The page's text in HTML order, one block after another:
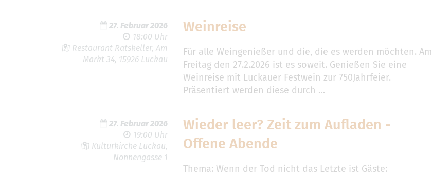
27. Februar 2026
18:00 Uhr
Restaurant Ratskeller, Am
Markt 34, 15926 Luckau
Weinreise
Für alle Weingenießer und die, die es werden möchten. Am
Freitag den 27.2.2026 ist es soweit. Genießen Sie eine
Weinreise mit Luckauer Festwein zur 750Jahrfeier.
Präsentiert werden diese durch …
27. Februar 2026
19:00 Uhr
Kulturkirche Luckau,
Nonnengasse 1
Wieder leer? Zeit zum Aufladen -
Offene Abende
Thema: Wenn der Tod nicht das Letzte ist Gäste: